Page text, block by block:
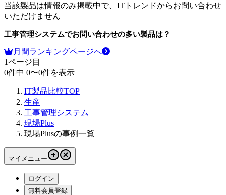
当該製品は情報のみ掲載中で、ITトレンドからお問い合わせ
いただけません
工事管理システムでお問い合わせの多い製品は？
月間ランキングページへ
1ページ目
0件中 0〜0件を表示
IT製品比較TOP
生産
工事管理システム
現場Plus
現場Plusの事例一覧
マイメニュー
ログイン
無料会員登録